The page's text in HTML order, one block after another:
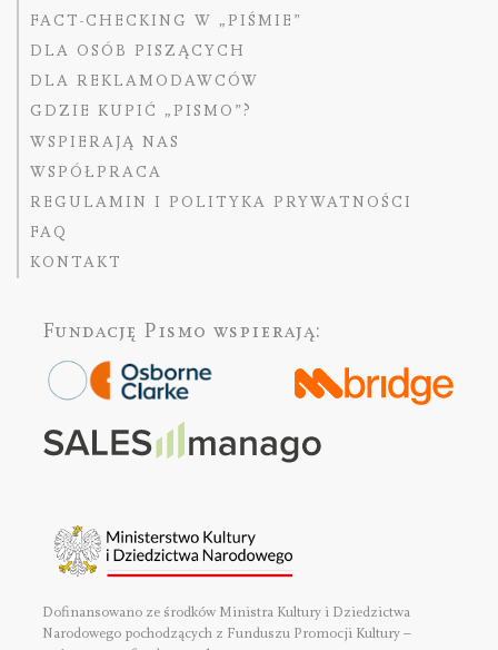
FACT-CHECKING W „PIŚMIE”
DLA OSÓB PISZĄCYCH
DLA REKLAMODAWCÓW
GDZIE KUPIĆ „PISMO”?
WSPIERAJĄ NAS
WSPÓŁPRACA
REGULAMIN I POLITYKA PRYWATNOŚCI
FAQ
KONTAKT
Fundację Pismo wspierają:
Dofinansowano ze środków Ministra Kultury i Dziedzictwa
Narodowego pochodzących z Funduszu Promocji Kultury –